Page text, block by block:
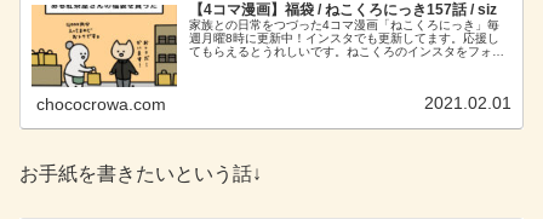
【4コマ漫画】福袋 / ねこくろにっき157話 / siz
家族との日常をつづった4コマ漫画「ねこくろにっき」毎
週月曜8時に更新中！インスタでも更新してます。応援し
てもらえるとうれしいです。ねこくろのインスタをフォロ
chococrowa.com 2021.02.01
お手紙を書きたいという話↓